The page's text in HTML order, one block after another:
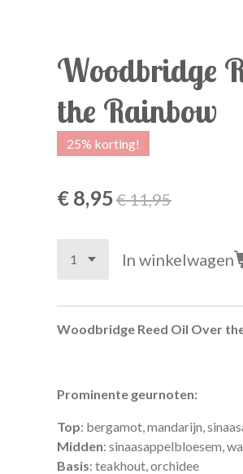
Woodbridge
the Rainbow
25% korting!
€ 8,95€ 11,95
In winkelwagen
Woodbridge Reed Oil Over
Prominente geurnoten:
Top: bergamot, mandarijn,
Midden: sinaasappelbloesem,
Basis: teakhout, orchidee